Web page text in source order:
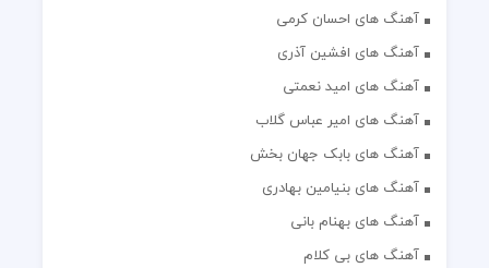
آهنگ های احسان کرمی
آهنگ های افشین آذری
آهنگ های امید نعمتی
آهنگ های امیر عباس گلاب
آهنگ های بابک جهان بخش
آهنگ های بنیامین بهادری
آهنگ های بهنام بانی
آهنگ های بی کلام